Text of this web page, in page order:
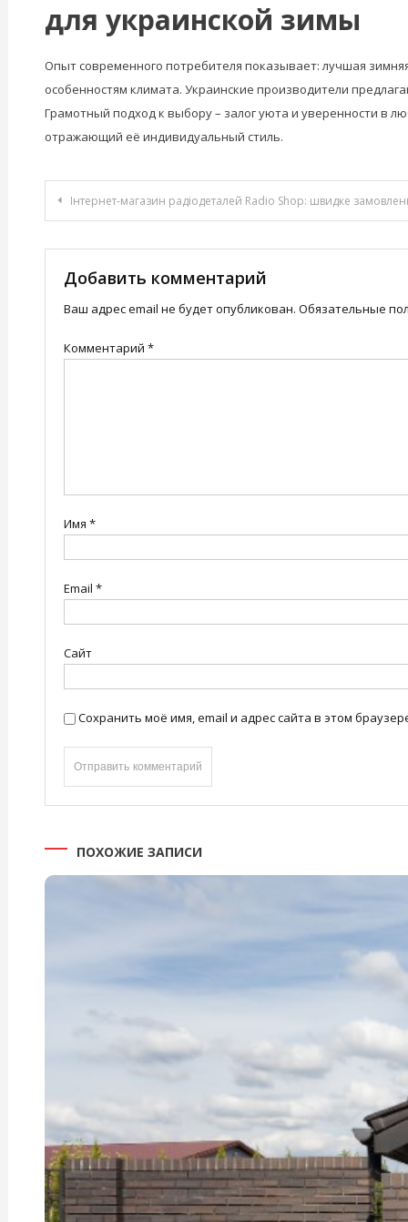
для украинской зимы
Опыт современного потребителя показывает: лучшая
особенностям климата. Украинские производители
Грамотный подход к выбору – залог уюта и уверенности в
отражающий её индивидуальный стиль.
Навигация
по
записям
Інтернет-магазин радіодеталей Radio Shop: швидке замовлення
Добавить комментарий
Ваш адрес email не будет опубликован. Обязательные
Комментарий *
Имя *
Email *
Сайт
Сохранить моё имя, email и адрес сайта в этом
ПОХОЖИЕ ЗАПИСИ